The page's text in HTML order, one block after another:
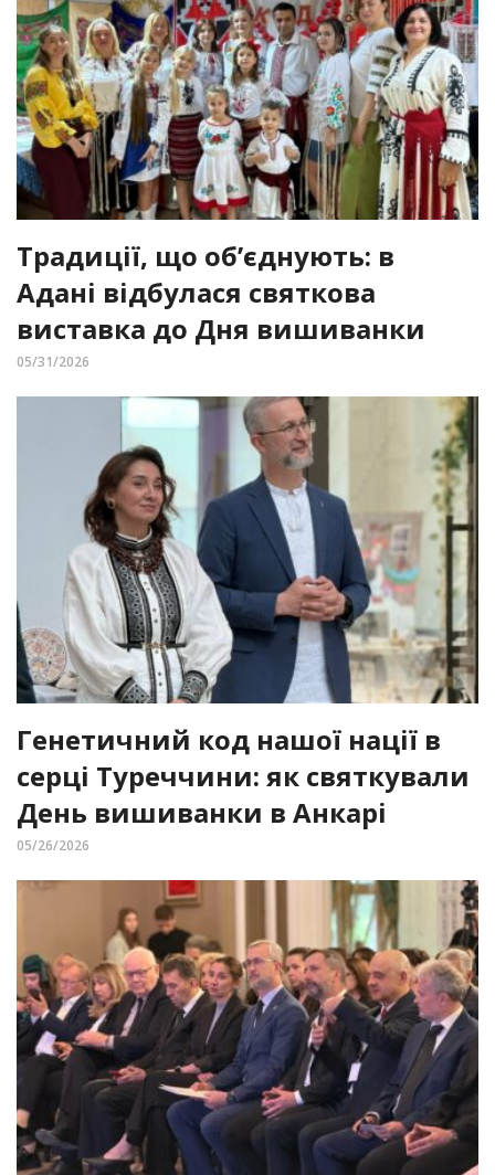
Традиції, що об’єднують: в
Адані відбулася святкова
виставка до Дня вишиванки
05/31/2026
Генетичний код нашої нації в
серці Туреччини: як святкували
День вишиванки в Анкарі
05/26/2026